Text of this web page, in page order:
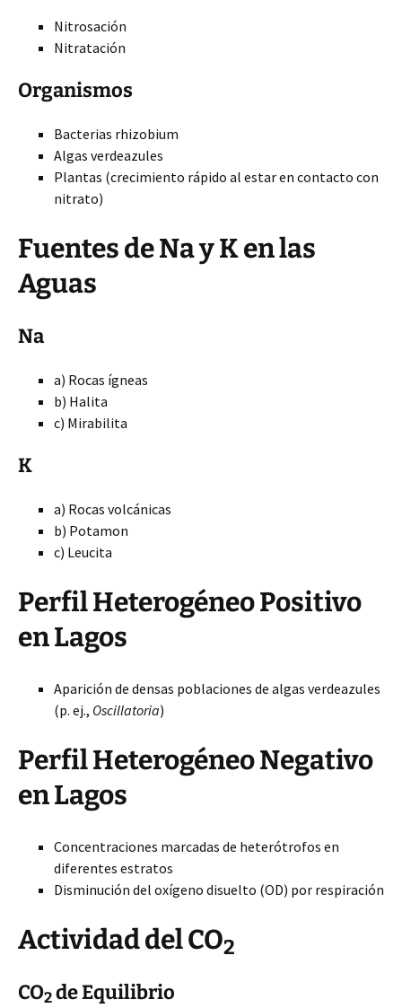
Nitrosación
Nitratación
Organismos
Bacterias rhizobium
Algas verdeazules
Plantas (crecimiento rápido al estar en contacto con
nitrato)
Fuentes de Na y K en las
Aguas
Na
a) Rocas ígneas
b) Halita
c) Mirabilita
K
a) Rocas volcánicas
b) Potamon
c) Leucita
Perfil Heterogéneo Positivo
en Lagos
Aparición de densas poblaciones de algas verdeazules
(p. ej., Oscillatoria)
Perfil Heterogéneo Negativo
en Lagos
Concentraciones marcadas de heterótrofos en
diferentes estratos
Disminución del oxígeno disuelto (OD) por respiración
Actividad del CO2
CO2 de Equilibrio